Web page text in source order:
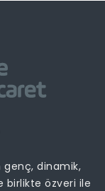
genç, dinamik,
birlikte özveri ile